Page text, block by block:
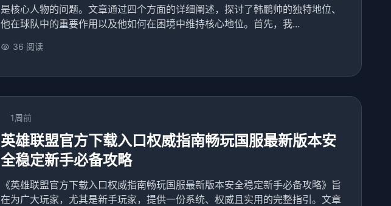
是核心人物的问题。文章通过四个方面的详细阐述，探讨了韩鹏帅的独特地位、
他在球队中的重要作用以及他如何在困境中维持核心地位。首先，我...
36 阅读
1周前
英雄联盟官方下载入口权威指南畅玩国服最新版本安
全稳定新手必备攻略
《英雄联盟官方下载入口权威指南畅玩国服最新版本安全稳定新手必备攻略》旨
在为广大玩家，尤其是新手玩家，提供一份系统、权威且实用的完整指引。文章